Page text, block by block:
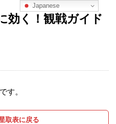
効く！観戦ガイド
す。
取表に戻る
Japanese